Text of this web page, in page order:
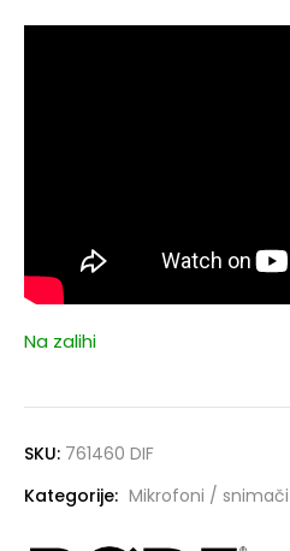
Na zalihi
SKU: 761460 DIF
Kategorije: Mikrofoni / snimači